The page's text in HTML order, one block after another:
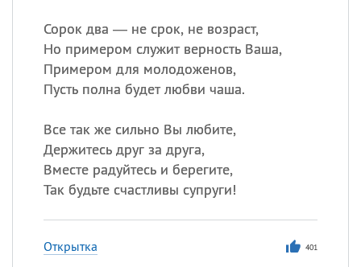
Сорок два — не срок, не возраст,
Но примером служит верность Ваша,
Примером для молодоженов,
Пусть полна будет любви чаша.
Все так же сильно Вы любите,
Держитесь друг за друга,
Вместе радуйтесь и берегите,
Так будьте счастливы супруги!
Открытка 401